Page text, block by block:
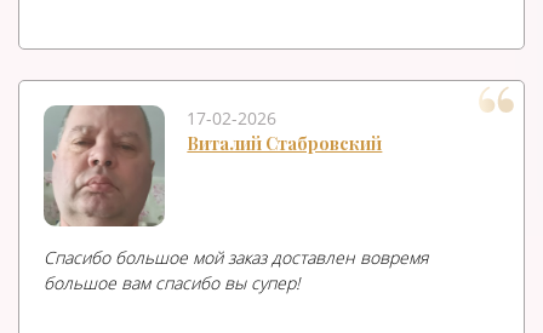
17-02-2026
Виталий Стабровский
Спасибо большое мой заказ доставлен вовремя
большое вам спасибо вы супер!